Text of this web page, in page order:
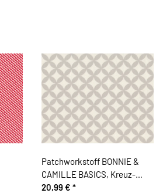
Patchworkstoff BONNIE &
CAMILLE BASICS, Kreuz-
Ovale, natur-wollweiß, Moda
20,99 € *